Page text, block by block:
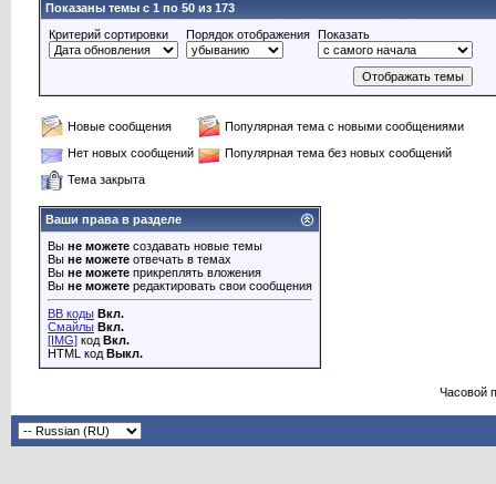
Показаны темы с 1 по 50 из 173
Критерий сортировки
Порядок отображения Показать
Новые сообщения
Популярная тема с новыми сообщениями
Нет новых сообщений
Популярная тема без новых сообщений
Тема закрыта
Ваши права в разделе
Вы не можете создавать новые темы
Вы не можете отвечать в темах
Вы не можете прикреплять вложения
Вы не можете редактировать свои сообщения
BB коды Вкл.
Смайлы Вкл.
[IMG] код Вкл.
HTML код Выкл.
Часовой